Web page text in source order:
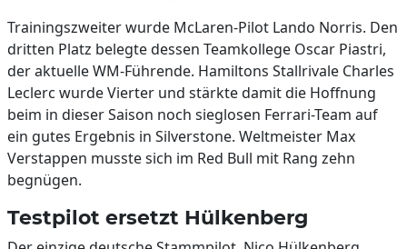
Trainingszweiter wurde McLaren-Pilot Lando Norris. Den
dritten Platz belegte dessen Teamkollege Oscar Piastri,
der aktuelle WM-Führende. Hamiltons Stallrivale Charles
Leclerc wurde Vierter und stärkte damit die Hoffnung
beim in dieser Saison noch sieglosen Ferrari-Team auf
ein gutes Ergebnis in Silverstone. Weltmeister Max
Verstappen musste sich im Red Bull mit Rang zehn
begnügen.
Testpilot ersetzt Hülkenberg